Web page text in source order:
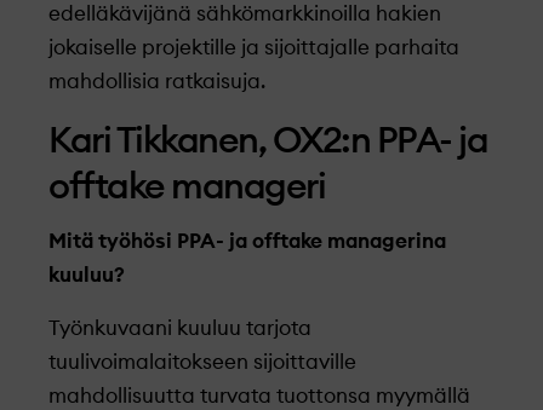
edelläkävijänä sähkömarkkinoilla hakien
jokaiselle projektille ja sijoittajalle parhaita
mahdollisia ratkaisuja.
Kari Tikkanen, OX2:n PPA- ja
offtake manageri
Mitä työhösi PPA- ja offtake managerina
kuuluu?
Työnkuvaani kuuluu tarjota
tuulivoimalaitokseen sijoittaville
mahdollisuutta turvata tuottonsa myymällä